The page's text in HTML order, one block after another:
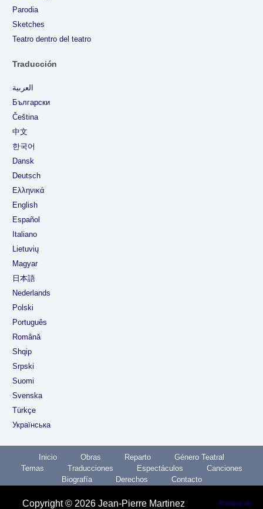
Parodia
Sketches
Teatro dentro del teatro
Traducción
العربية
Български
Čeština
中文
한국어
Dansk
Deutsch
Ελληνικά
English
Español
Italiano
Lietuvių
Magyar
日本語
Nederlands
Polski
Português
Română
Shqip
Srpski
Suomi
Svenska
Türkçe
Українська
Inicio Obras Reparto
Género Teatral
Temas
Traducciones Espectáculos
Canciones
Biografía
Derechos Contacto
Copyright © 2026 Jean-Pierre Martinez Politique de